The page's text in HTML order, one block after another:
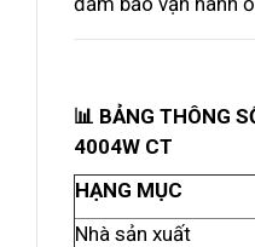
📊 BẢNG THÔNG
4004W CT
HẠNG MỤC
Nhà sản xuất